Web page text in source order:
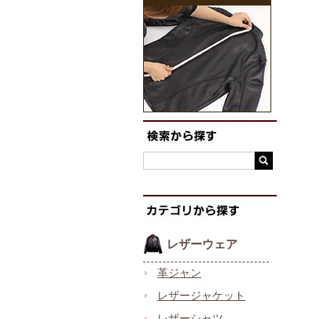
レザーウェア
革ジャン
レザージャケット